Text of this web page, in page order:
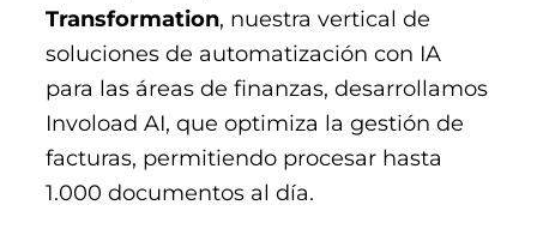
Transformation, nuestra vertical de
soluciones de automatización con IA
para las áreas de finanzas, desarrollamos
Invoload AI, que optimiza la gestión de
facturas, permitiendo procesar hasta
1.000 documentos al día.